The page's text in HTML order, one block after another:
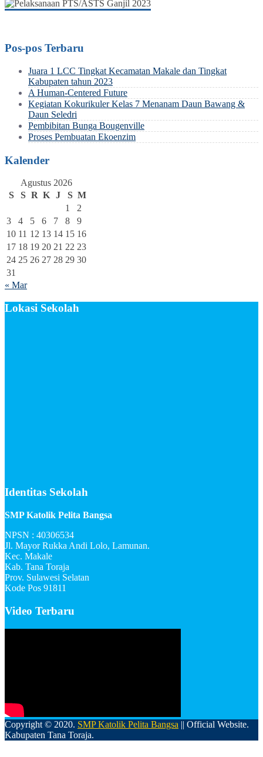
Pos-pos Terbaru
Juara 1 LCC Tingkat Kecamatan Makale dan Tingkat
Kabupaten tahun 2023
A Human-Centered Future
Kegiatan Kokurikuler Kelas 7 Menanam Daun Bawang &
Daun Seledri
Pembibitan Bunga Bougenville
Proses Pembuatan Ekoenzim
Kalender
Agustus 2026
S
S R K J S M
1
2
3
4 5 6 7 8
9
10 11 12 13 14 15 16
17 18 19 20 21 22 23
24 25 26 27 28 29 30
31
« Mar
Lokasi Sekolah
Identitas Sekolah
SMP Katolik Pelita Bangsa
NPSN : 40306534
Jl. Mayor Rukka Andi Lolo, Lamunan.
Kec. Makale
Kab. Tana Toraja
Prov. Sulawesi Selatan
Kode Pos 91811
Video Terbaru
Copyright © 2020. SMP Katolik Pelita Bangsa || Official Website.
Kabupaten Tana Toraja.